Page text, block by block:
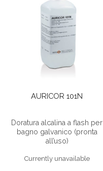
AURICOR 101N
Doratura alcalina a flash per
bagno galvanico (pronta
all’uso)
Currently unavailable